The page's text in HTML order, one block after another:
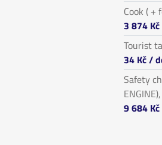
Cook ( +
3 874 Kč
Tourist
34 Kč/
Safety
9 684 Kč